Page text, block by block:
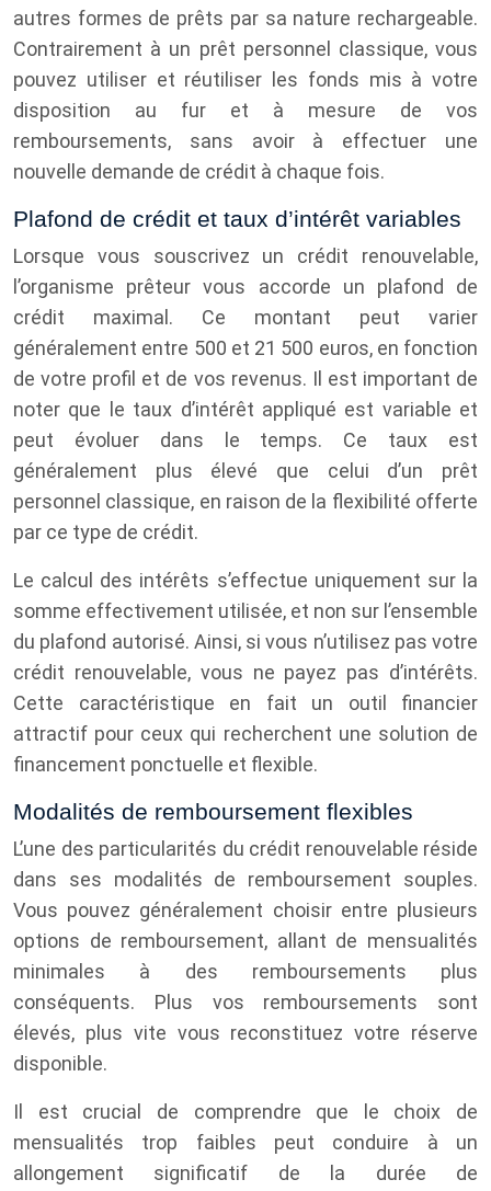
autres formes de prêts par sa nature rechargeable.
Contrairement à un prêt personnel classique, vous
pouvez utiliser et réutiliser les fonds mis à votre
disposition au fur et à mesure de vos
remboursements, sans avoir à effectuer une
nouvelle demande de crédit à chaque fois.
Plafond de crédit et taux d’intérêt variables
Lorsque vous souscrivez un crédit renouvelable,
l’organisme prêteur vous accorde un plafond de
crédit maximal. Ce montant peut varier
généralement entre 500 et 21 500 euros, en fonction
de votre profil et de vos revenus. Il est important de
noter que le taux d’intérêt appliqué est variable et
peut évoluer dans le temps. Ce taux est
généralement plus élevé que celui d’un prêt
personnel classique, en raison de la flexibilité offerte
par ce type de crédit.
Le calcul des intérêts s’effectue uniquement sur la
somme effectivement utilisée, et non sur l’ensemble
du plafond autorisé. Ainsi, si vous n’utilisez pas votre
crédit renouvelable, vous ne payez pas d’intérêts.
Cette caractéristique en fait un outil financier
attractif pour ceux qui recherchent une solution de
financement ponctuelle et flexible.
Modalités de remboursement flexibles
L’une des particularités du crédit renouvelable réside
dans ses modalités de remboursement souples.
Vous pouvez généralement choisir entre plusieurs
options de remboursement, allant de mensualités
minimales à des remboursements plus
conséquents. Plus vos remboursements sont
élevés, plus vite vous reconstituez votre réserve
disponible.
Il est crucial de comprendre que le choix de
mensualités trop faibles peut conduire à un
allongement significatif de la durée de